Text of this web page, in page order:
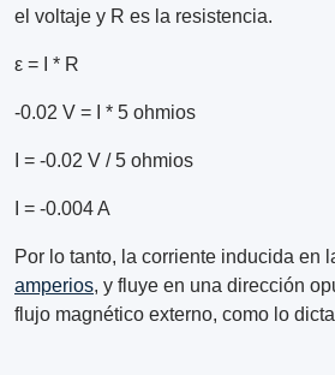
el voltaje y R es la resistencia.
ε = I * R
-0.02 V = I * 5 ohmios
I = -0.02 V / 5 ohmios
I = -0.004 A
Por lo tanto, la corriente inducida en
amperios, y fluye en una dirección
flujo magnético externo, como lo